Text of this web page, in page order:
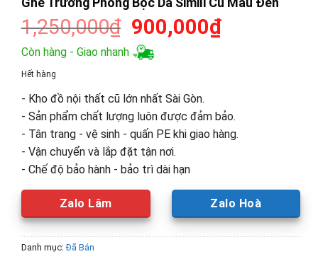
1,250,000₫ Giá
gốc
là:
900,000₫Giá
900,000₫.
Còn hàng - Giao nhanh
Hết hàng
- Kho đồ nội thất cũ lớn nhất Sài Gòn.
- Sản phẩm chất lượng luôn được đảm bảo.
- Tân trang - vệ sinh - quấn PE khi giao hàng.
- Vận chuyển và lắp đặt tận nơi.
- Chế độ bảo hành - bảo trì dài hạn
Zalo Lâm Zalo Hoà
Danh mục:Đã Bán